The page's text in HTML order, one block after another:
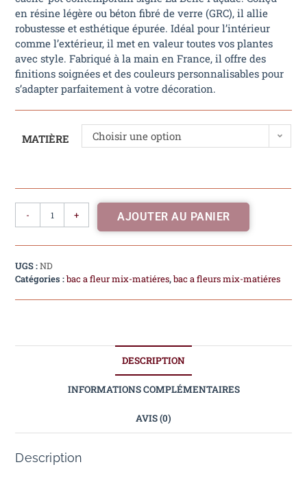
en résine légère ou béton fibré de verre (GRC), il allie
robustesse et esthétique épurée. Idéal pour l’intérieur
comme l’extérieur, il met en valeur toutes vos plantes
avec style. Fabriqué à la main en France, il offre des
finitions soignées et des couleurs personnalisables pour
s’adapter parfaitement à votre décoration.
MATIÈRE Choisir une option
- + AJOUTER AU PANIER
UGS :ND
Catégories :bac a fleur mix-matiéres,bac a fleurs mix-matiéres
DESCRIPTION
INFORMATIONS COMPLÉMENTAIRES
AVIS (0)
Description